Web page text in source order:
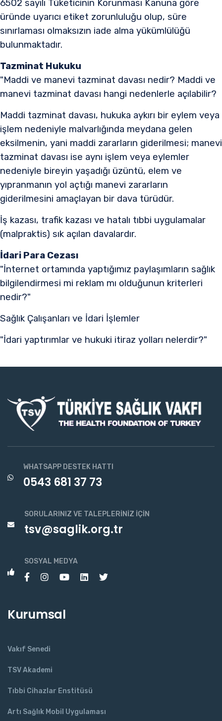
6502 sayılı Tüketicinin Korunması Kanuna göre
üründe uyarıcı etiket zorunluluğu olup, süre
sınırlaması olmaksızın iade alma yükümlülüğü
bulunmaktadır.​
Tazminat Hukuku
"Maddi ve manevi tazminat davası nedir? Maddi ve
manevi tazminat davası hangi nedenlerle açılabilir?
Maddi tazminat davası, hukuka aykırı bir eylem veya
işlem nedeniyle malvarlığında meydana gelen
eksilmenin, yani maddi zararların giderilmesi; manevi
tazminat davası ise aynı işlem veya eylemler
nedeniyle bireyin yaşadığı üzüntü, elem ve
yıpranmanın yol açtığı manevi zararların
giderilmesini amaçlayan bir dava türüdür.
İş kazası, trafik kazası ve hatalı tıbbi uygulamalar
(malpraktis) sık açılan davalardır.​
İdari Para Cezası
"İnternet ortamında yaptığımız paylaşımların sağlık
bilgilendirmesi mi reklam mı olduğunun kriterleri
nedir?"​
Sağlık Çalışanları ve İdari İşlemler
"İdari yaptırımlar ve hukuki itiraz yolları nelerdir?"
WHATSAPP DESTEK HATTI
0543 681 37 73
SORULARINIZ VE TALEPLERINIZ İÇIN
tsv@saglik.org.tr
SOSYAL MEDYA
Kurumsal
Vakıf Senedi
TSV Akademi
Tıbbi Cihazlar Enstitüsü
Artı Sağlık Mobil Uygulaması